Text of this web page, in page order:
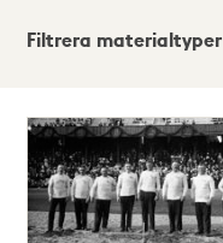
Visningsläge
ListaKarta
Filtrera materialtyper
träffar